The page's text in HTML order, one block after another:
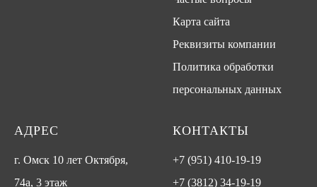
Карта сайта
Реквизиты компании
Политика обработки
персональных данных
АДРЕС
г. Омск 10 лет Октября,
74а, 3 этаж
КОНТАКТЫ
+7 (951) 410-19-19
+7 (3812) 34-19-19